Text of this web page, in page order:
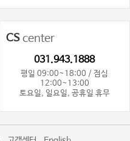
CScenter
031.943.1888
평일 09:00~18:00 / 점심
12:00~13:00
토요일, 일요일, 공휴일 휴무